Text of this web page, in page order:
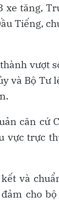
xe tăng,
Tiếng,
vượt
và Bộ Tư
căn cứ
vực trực
và
cho